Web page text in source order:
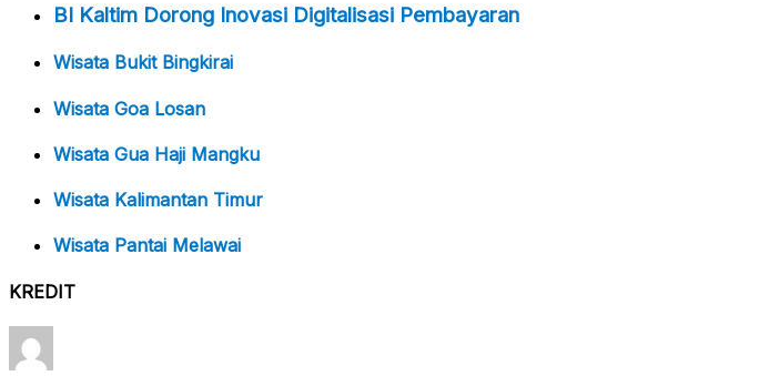
BI Kaltim Dorong Inovasi Digitalisasi Pembayaran
Wisata Bukit Bingkirai
Wisata Goa Losan
Wisata Gua Haji Mangku
Wisata Kalimantan Timur
Wisata Pantai Melawai
KREDIT